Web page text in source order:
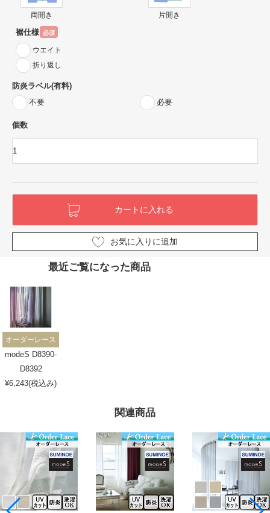
両開き 片開き
裾仕様 必須
ウエイト
折り返し
防炎ラベル(有料)
不要
必要
個数
お気に入りに追加
関連商品
最近ご覧になった商品
オーダーレース
modeS D8390-
D8392
¥6,243(税込み)